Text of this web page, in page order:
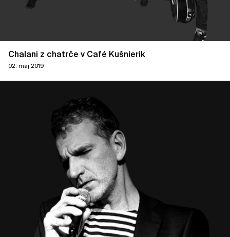
Chalani z chatrče v Café Kušnierik
02. máj 2019